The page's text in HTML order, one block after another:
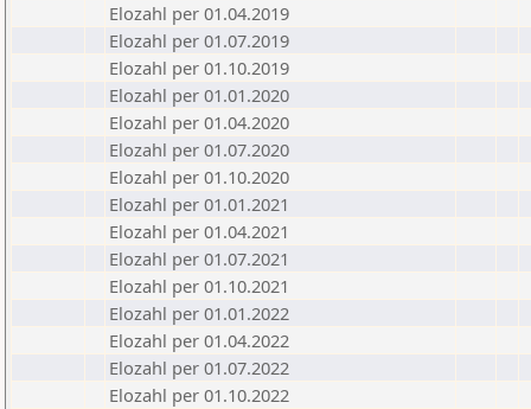
Elozahl per 01.04.2019
Elozahl per 01.07.2019
Elozahl per 01.10.2019
Elozahl per 01.01.2020
Elozahl per 01.04.2020
Elozahl per 01.07.2020
Elozahl per 01.10.2020
Elozahl per 01.01.2021
Elozahl per 01.04.2021
Elozahl per 01.07.2021
Elozahl per 01.10.2021
Elozahl per 01.01.2022
Elozahl per 01.04.2022
Elozahl per 01.07.2022
Elozahl per 01.10.2022